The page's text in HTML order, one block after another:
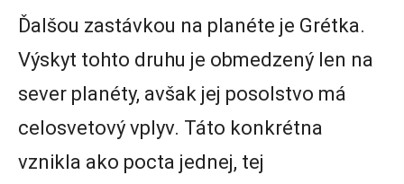
Ďalšou zastávkou na planéte je Grétka.
Výskyt tohto druhu je obmedzený len na
sever planéty, avšak jej posolstvo má
celosvetový vplyv. Táto konkrétna
vznikla ako pocta jednej, tej